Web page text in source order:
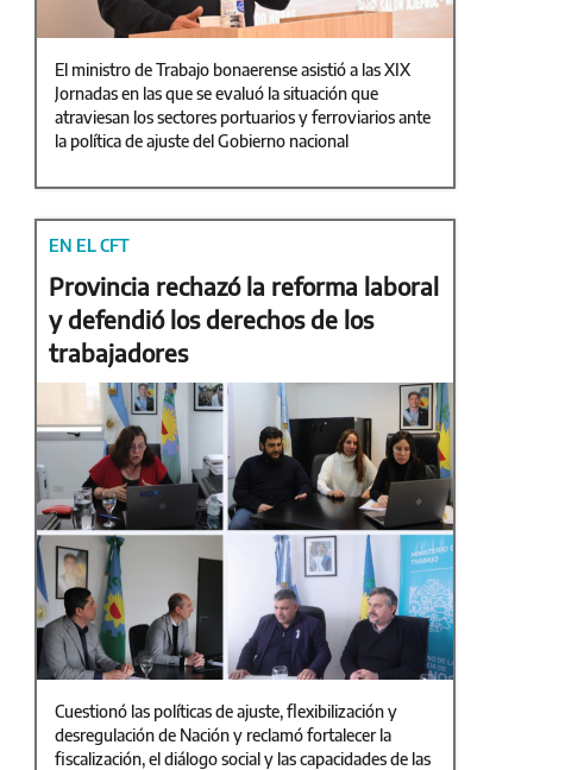
El ministro de Trabajo bonaerense asistió a las XIX
Jornadas en las que se evaluó la situación que
atraviesan los sectores portuarios y ferroviarios ante
la política de ajuste del Gobierno nacional
EN EL CFT
Provincia rechazó la reforma laboral
y defendió los derechos de los
trabajadores
Cuestionó las políticas de ajuste, flexibilización y
desregulación de Nación y reclamó fortalecer la
fiscalización, el diálogo social y las capacidades de las